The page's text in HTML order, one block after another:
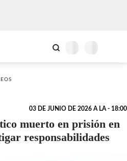
03 DE JUNIO DE 2026 A LA - 18:00
muerto en prisión en
responsabilidades